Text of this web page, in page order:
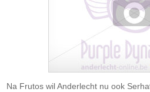
Na Frutos wil Anderlecht nu ook